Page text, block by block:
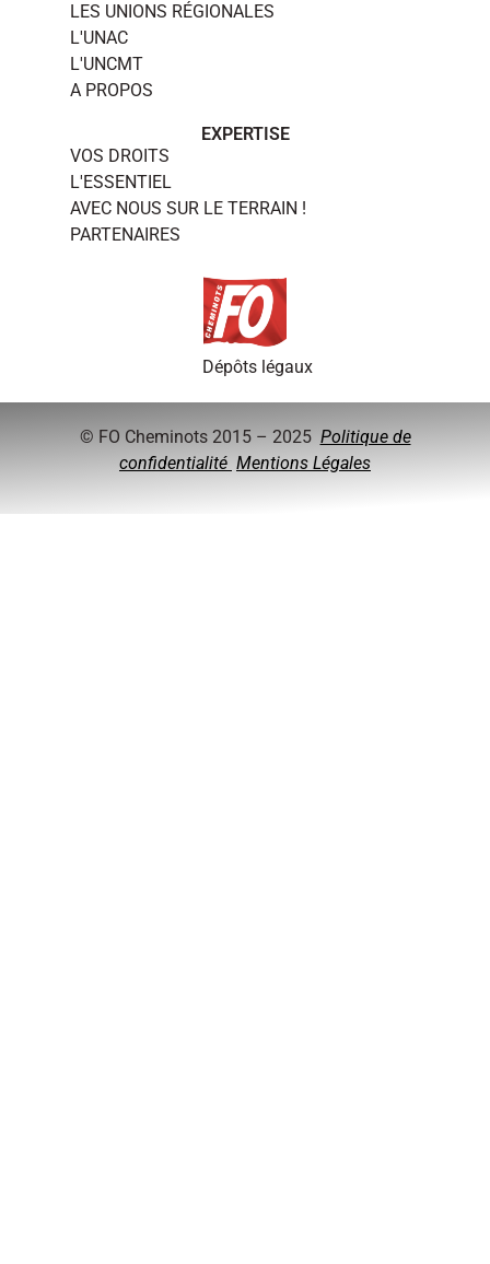
LES UNIONS RÉGIONALES
L'UNAC
L'UNCMT
A PROPOS
EXPERTISE
VOS DROITS
L'ESSENTIEL
AVEC NOUS SUR LE TERRAIN !
PARTENAIRES
Dépôts légaux
© FO Cheminots 2015 – 2025 Politique de
confidentialité Mentions Légales